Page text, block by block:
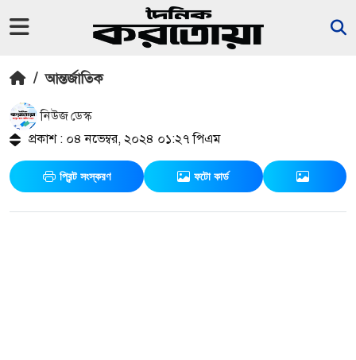
/ আন্তর্জাতিক
নিউজ ডেস্ক
প্রকাশ : ০৪ নভেম্বর, ২০২৪ ০১:২৭ পিএম
প্রিন্ট সংস্করণ ফটো কার্ড